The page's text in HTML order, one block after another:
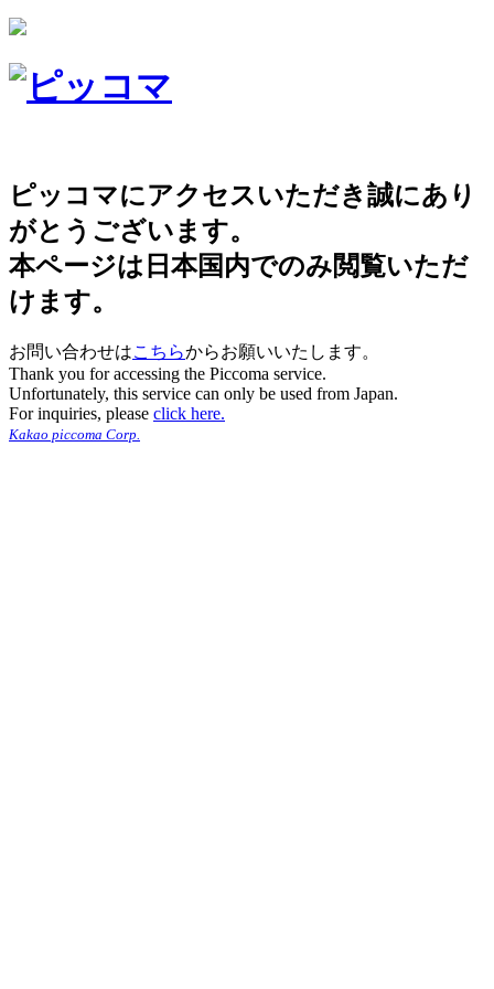
ピッコマにアクセスいただき誠にあり
がとうございます。
本ページは日本国内でのみ閲覧いただ
けます。
お問い合わせはこちらからお願いいたします。
Thank you for accessing the Piccoma service.
Unfortunately, this service can only be used from Japan.
For inquiries, please click here.
Kakao piccoma Corp.